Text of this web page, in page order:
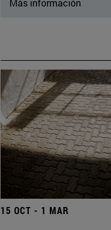
15 OCT - 1 MAR